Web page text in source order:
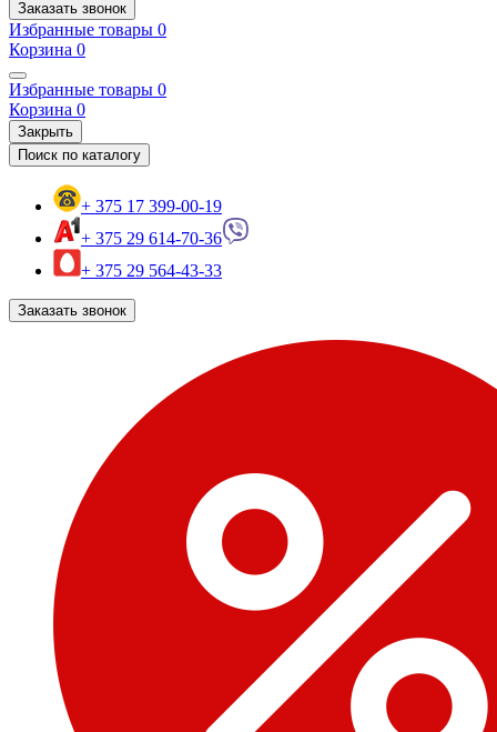
Заказать звонок
Избранные товары 0
Корзина 0
Избранные товары 0
Корзина 0
Закрыть
Поиск по каталогу
+ 375 17 399-00-19
+ 375 29 614-70-36
+ 375 29 564-43-33
Заказать звонок